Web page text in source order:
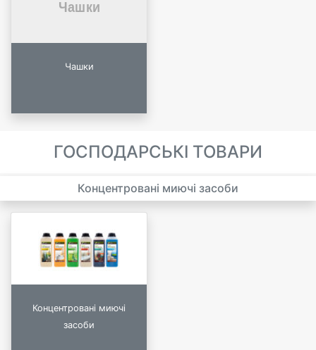
Чашки
ГОСПОДАРСЬКІ ТОВАРИ
Концентровані миючі засоби
Концентровані миючі
засоби